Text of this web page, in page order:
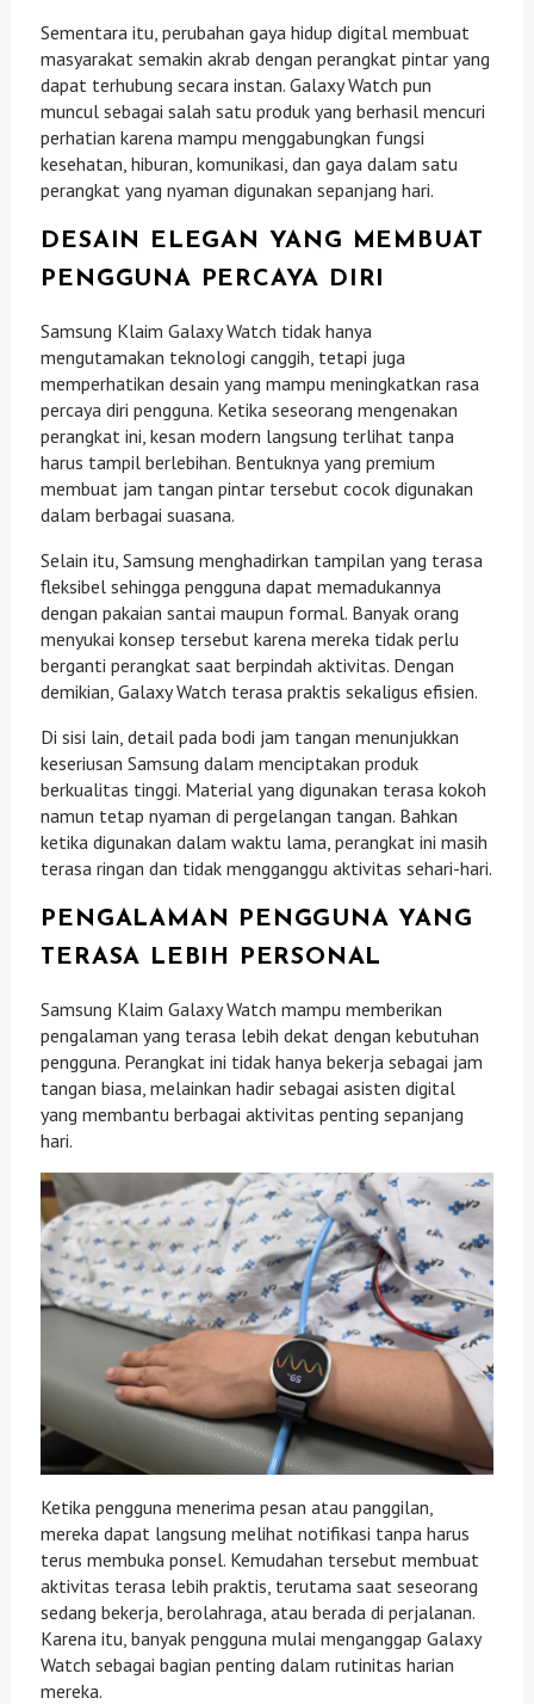
Sementara itu, perubahan gaya hidup digital membuat
masyarakat semakin akrab dengan perangkat pintar yang
dapat terhubung secara instan. Galaxy Watch pun
muncul sebagai salah satu produk yang berhasil mencuri
perhatian karena mampu menggabungkan fungsi
kesehatan, hiburan, komunikasi, dan gaya dalam satu
perangkat yang nyaman digunakan sepanjang hari.
DESAIN ELEGAN YANG MEMBUAT
PENGGUNA PERCAYA DIRI
Samsung Klaim Galaxy Watch tidak hanya
mengutamakan teknologi canggih, tetapi juga
memperhatikan desain yang mampu meningkatkan rasa
percaya diri pengguna. Ketika seseorang mengenakan
perangkat ini, kesan modern langsung terlihat tanpa
harus tampil berlebihan. Bentuknya yang premium
membuat jam tangan pintar tersebut cocok digunakan
dalam berbagai suasana.
Selain itu, Samsung menghadirkan tampilan yang terasa
fleksibel sehingga pengguna dapat memadukannya
dengan pakaian santai maupun formal. Banyak orang
menyukai konsep tersebut karena mereka tidak perlu
berganti perangkat saat berpindah aktivitas. Dengan
demikian, Galaxy Watch terasa praktis sekaligus efisien.
Di sisi lain, detail pada bodi jam tangan menunjukkan
keseriusan Samsung dalam menciptakan produk
berkualitas tinggi. Material yang digunakan terasa kokoh
namun tetap nyaman di pergelangan tangan. Bahkan
ketika digunakan dalam waktu lama, perangkat ini masih
terasa ringan dan tidak mengganggu aktivitas sehari-hari.
PENGALAMAN PENGGUNA YANG
TERASA LEBIH PERSONAL
Samsung Klaim Galaxy Watch mampu memberikan
pengalaman yang terasa lebih dekat dengan kebutuhan
pengguna. Perangkat ini tidak hanya bekerja sebagai jam
tangan biasa, melainkan hadir sebagai asisten digital
yang membantu berbagai aktivitas penting sepanjang
hari.
Ketika pengguna menerima pesan atau panggilan,
mereka dapat langsung melihat notifikasi tanpa harus
terus membuka ponsel. Kemudahan tersebut membuat
aktivitas terasa lebih praktis, terutama saat seseorang
sedang bekerja, berolahraga, atau berada di perjalanan.
Karena itu, banyak pengguna mulai menganggap Galaxy
Watch sebagai bagian penting dalam rutinitas harian
mereka.